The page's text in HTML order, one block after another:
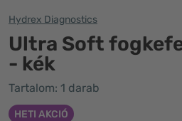
Hydrex Diagnostics
Ultra Soft
- kék
Tartalom: 1 darab
HETI AKCIÓ